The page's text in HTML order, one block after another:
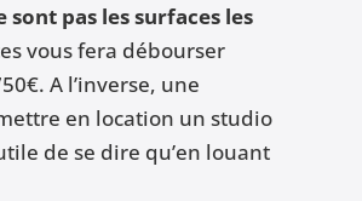
sont pas les surfaces les
vous fera débourser
A l’inverse, une
en location un studio
de se dire qu’en louant